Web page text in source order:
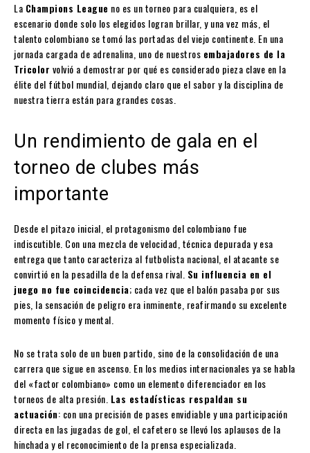
La Champions League no es un torneo para cualquiera, es el
escenario donde solo los elegidos logran brillar, y una vez más, el
talento colombiano se tomó las portadas del viejo continente. En una
jornada cargada de adrenalina, uno de nuestros embajadores de la
Tricolor volvió a demostrar por qué es considerado pieza clave en la
élite del fútbol mundial, dejando claro que el sabor y la disciplina de
nuestra tierra están para grandes cosas.
Un rendimiento de gala en el
torneo de clubes más
importante
Desde el pitazo inicial, el protagonismo del colombiano fue
indiscutible. Con una mezcla de velocidad, técnica depurada y esa
entrega que tanto caracteriza al futbolista nacional, el atacante se
convirtió en la pesadilla de la defensa rival. Su influencia en el
juego no fue coincidencia; cada vez que el balón pasaba por sus
pies, la sensación de peligro era inminente, reafirmando su excelente
momento físico y mental.
No se trata solo de un buen partido, sino de la consolidación de una
carrera que sigue en ascenso. En los medios internacionales ya se habla
del «factor colombiano» como un elemento diferenciador en los
torneos de alta presión. Las estadísticas respaldan su
actuación: con una precisión de pases envidiable y una participación
directa en las jugadas de gol, el cafetero se llevó los aplausos de la
hinchada y el reconocimiento de la prensa especializada.